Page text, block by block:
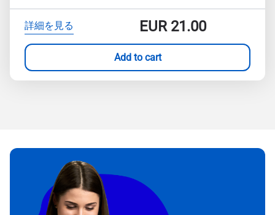
詳細を見る EUR21.00
Add to cart